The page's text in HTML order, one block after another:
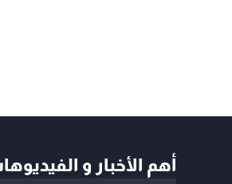
أهم الأخبار و